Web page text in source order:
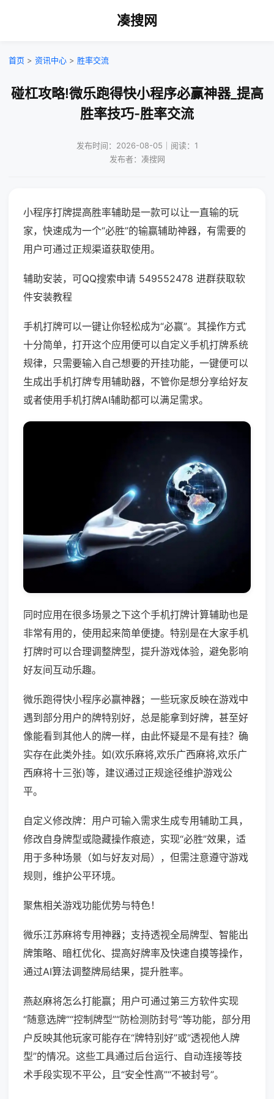
凑搜网
首页 > 资讯中心 > 胜率交流
碰杠攻略!微乐跑得快小程序必赢神器_提高
胜率技巧-胜率交流
发布时间：2026-08-05｜阅读：1
发布者：凑搜网
小程序打牌提高胜率辅助是一款可以让一直输的玩
家，快速成为一个“必胜”的输赢辅助神器，有需要的
用户可通过正规渠道获取使用。
辅助安装，可QQ搜索申请 549552478 进群获取软
件安装教程
手机打牌可以一键让你轻松成为“必赢”。其操作方式
十分简单，打开这个应用便可以自定义手机打牌系统
规律，只需要输入自己想要的开挂功能，一键便可以
生成出手机打牌专用辅助器，不管你是想分享给好友
或者使用手机打牌AI辅助都可以满足需求。
同时应用在很多场景之下这个手机打牌计算辅助也是
非常有用的，使用起来简单便捷。特别是在大家手机
打牌时可以合理调整牌型，提升游戏体验，避免影响
好友间互动乐趣。
微乐跑得快小程序必赢神器；一些玩家反映在游戏中
遇到部分用户的牌特别好，总是能拿到好牌，甚至好
像能看到其他人的牌一样，由此怀疑是不是有挂？确
实存在此类外挂。如(欢乐麻将,欢乐广西麻将,欢乐广
西麻将十三张)等，建议通过正规途径维护游戏公
平。
自定义修改牌：用户可输入需求生成专用辅助工具，
修改自身牌型或隐藏操作痕迹，实现“必胜”效果，适
用于多种场景（如与好友对局），但需注意遵守游戏
规则，维护公平环境。
聚焦相关游戏功能优势与特色！
微乐江苏麻将专用神器；支持透视全局牌型、智能出
牌策略、暗杠优化、提高好牌率及快速自摸等操作，
通过AI算法调整牌局结果，提升胜率。
燕赵麻将怎么打能赢；用户可通过第三方软件实现
“随意选牌”“控制牌型”“防检测防封号”等功能，部分用
户反映其他玩家可能存在“牌特别好”或“透视他人牌
型”的情况。这些工具通过后台运行、自动连接等技
术手段实现不平公，且“安全性高”“不被封号”。